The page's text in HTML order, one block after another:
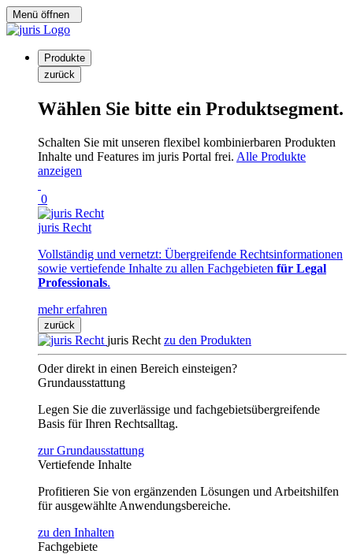
Menü öffnen
Produkte
zurück
Wählen Sie bitte ein Produktsegment.
Schalten Sie mit unseren flexibel kombinierbaren Produkten
Inhalte und Features im juris Portal frei. Alle Produkte
anzeigen
0
juris Recht
Vollständig und vernetzt: Übergreifende Rechtsinformationen
sowie vertiefende Inhalte zu allen Fachgebieten für Legal
Professionals.
mehr erfahren
zurück
juris Recht zu den Produkten
Oder direkt in einen Bereich einsteigen?
Grundausstattung
Legen Sie die zuverlässige und fachgebietsübergreifende
Basis für Ihren Rechtsalltag.
zur Grundausstattung
Vertiefende Inhalte
Profitieren Sie von ergänzenden Lösungen und Arbeitshilfen
für ausgewählte Anwendungsbereiche.
zu den Inhalten
Fachgebiete